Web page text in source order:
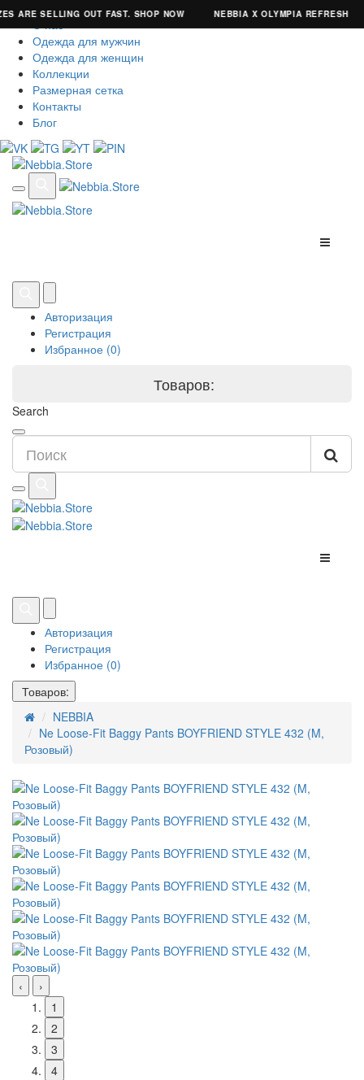
ARE SELLING OUT FAST. SHOP NOW NEBBIA X OLYMPIA REFRESH
О нас
Одежда для мужчин
Одежда для женщин
Коллекции
Размерная сетка
Контакты
Блог
Авторизация
Регистрация
Избранное (0)
Товаров:
Search
Авторизация
Регистрация
Избранное (0)
Товаров:
NEBBIA
Ne Loose-Fit Baggy Pants BOYFRIEND STYLE 432 (M,
Розовый)
‹
›
1
2
3
4